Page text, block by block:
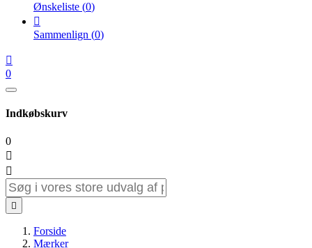
Ønskeliste (0)

Sammenlign (0)

0
Indkøbskurv
0



Forside
Mærker